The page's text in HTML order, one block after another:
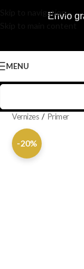
Skip to navigation
Envio
MENU
Vernizes / Primer
-20%